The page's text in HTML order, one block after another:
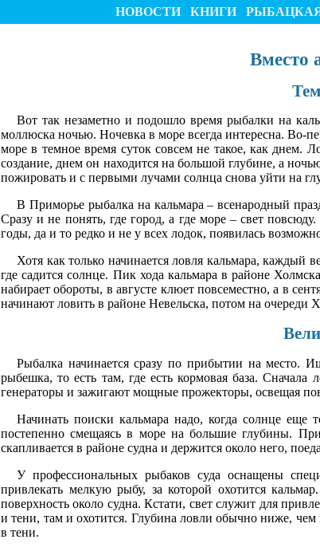
НОВОСТИ КНИГИ
Вместо
Вот так незаметно и подошло время рыбалки на
моллюска ночью. Ночевка в море всегда интересна. Во-
море в темное время суток совсем не такое, как днем.
создание, днем он находится на большой глубине, а
пожировать и с первыми лучами солнца снова уйти на
В Приморье рыбалка на кальмара – всенародный
Сразу и не понять, где город, а где море – свет
годы, да и то редко и не у всех лодок, появилась
Хотя как только начинается ловля кальмара, каждый
где садится солнце. Пик хода кальмара в районе
набирает обороты, в августе клюет повсеместно, а в
начинают ловить в районе Невельска, потом на очереди
Рыбалка начинается сразу по прибытии на место.
рыбешка, то есть там, где есть кормовая база. Сначала
генераторы и зажигают мощные прожекторы, освещая
Начинать поиски кальмара надо, когда солнце
постепенно смещаясь в море на большие глубины.
скапливается в районе судна и держится около него,
У профессиональных рыбаков суда оснащены
привлекать мелкую рыбу, за которой охотится
поверхность около судна. Кстати, свет служит для
и тени, там и охотится. Глубина ловли обычно ниже,
в тени.